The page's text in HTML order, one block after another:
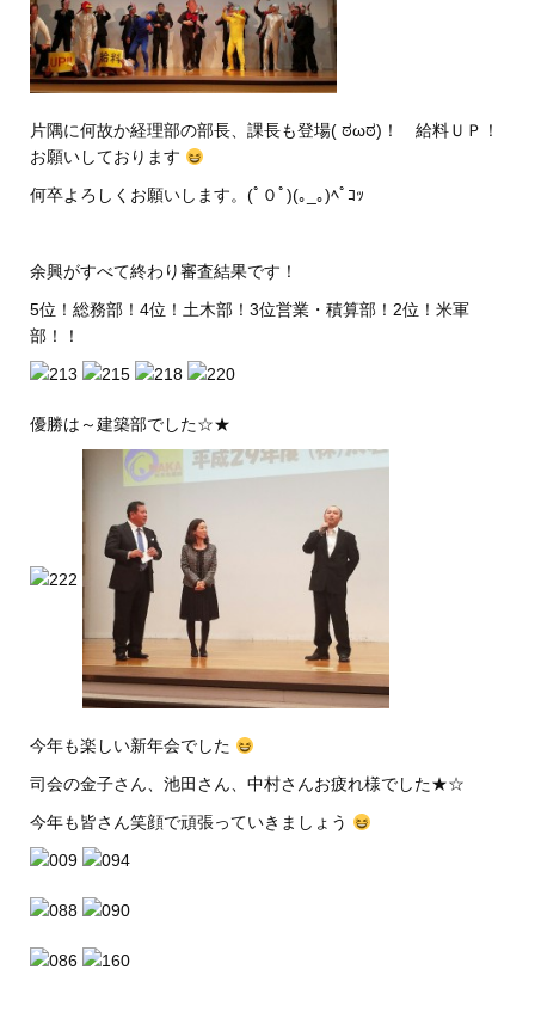
片隅に何故か経理部の部長、課長も登場( ಠωಠ)！ 給料ＵＰ！
お願いしております
何卒よろしくお願いします。(ﾟ０ﾟ)(｡_｡)ﾍﾟｺｯ
余興がすべて終わり審査結果です！
5位！総務部！4位！土木部！3位営業・積算部！2位！米軍
部！！
優勝は～建築部でした☆★
今年も楽しい新年会でした
司会の金子さん、池田さん、中村さんお疲れ様でした★☆
今年も皆さん笑顔で頑張っていきましょう